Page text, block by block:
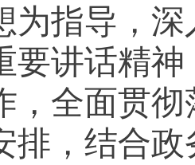
为指导，
要讲话精
，全面贯
排，结合